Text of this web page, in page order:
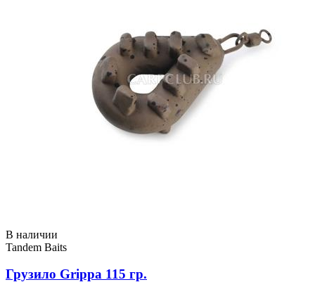
В наличии
Tandem Baits
Грузило Grippa 115 гр.